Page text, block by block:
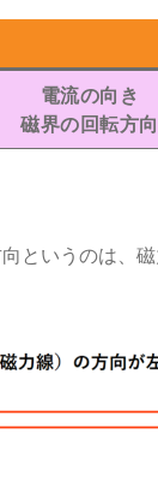
流の向き
界の回転方向
というのは、